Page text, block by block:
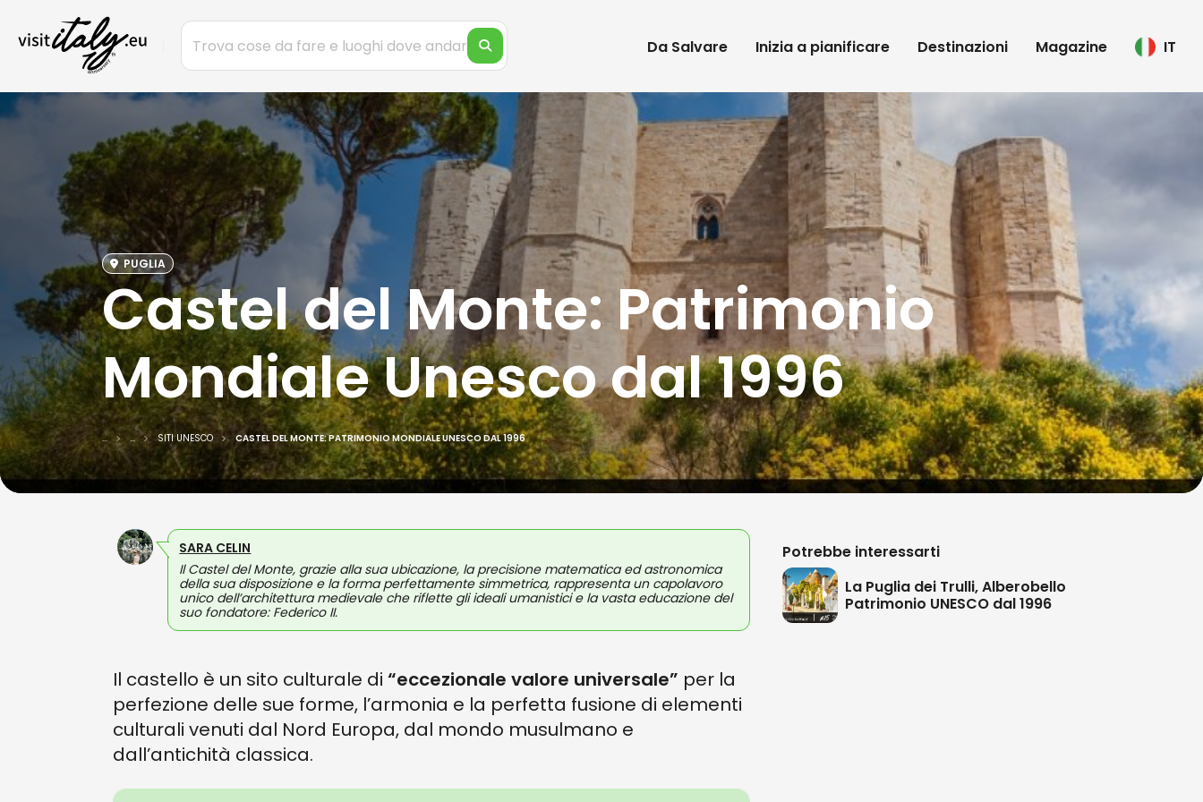
Da Salvare Inizia a pianificare Destinazioni Magazine IT
PUGLIA
Castel del Monte: Patrimonio
Mondiale Unesco dal 1996
... ... SITI UNESCO CASTEL DEL MONTE: PATRIMONIO MONDIALE UNESCO DAL 1996
SARA CELIN
Il Castel del Monte, grazie alla sua ubicazione, la precisione matematica ed astronomica
della sua disposizione e la forma perfettamente simmetrica, rappresenta un capolavoro
unico dell’architettura medievale che riflette gli ideali umanistici e la vasta educazione del
suo fondatore: Federico II.
Il castello è un sito culturale di “eccezionale valore universale” per la
perfezione delle sue forme, l’armonia e la perfetta fusione di elementi
culturali venuti dal Nord Europa, dal mondo musulmano e
dall’antichità classica.
Potrebbe interessarti
La Puglia dei Trulli, Alberobello
Patrimonio UNESCO dal 1996